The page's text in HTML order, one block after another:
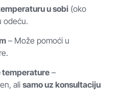
u sobi (oko
odeću.
– Može pomoći u
temperature –
ali samo uz konsultaciju